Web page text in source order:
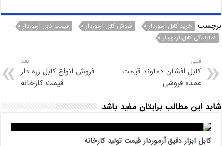
برچسب خرید کابل آرموردار فروش کابل آرموردار
قیمت کابل آرموردار
نمایندگی کابل آرموردار
قبلی
کابل افشان دماوند قیمت
عمده فروشی
بعد
فروش انواع کابل زره دار
قیمت کارخانه
شاید این مطالب برایتان مفید باشد
کابل ابزار دقیق آرموردار قیمت تولید کارخانه